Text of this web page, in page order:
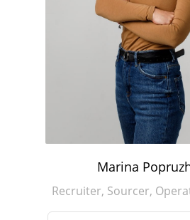
Marina
Recruiter, Sourcer,